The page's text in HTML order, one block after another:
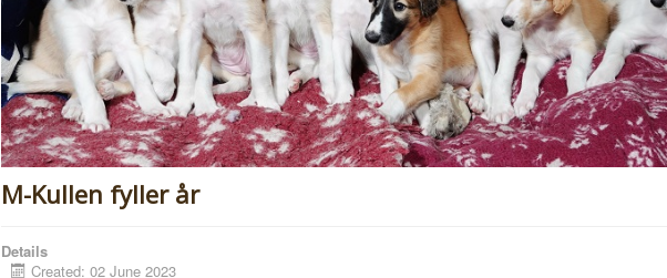
M-Kullen fyller år
Details
Created: 02 June 2023